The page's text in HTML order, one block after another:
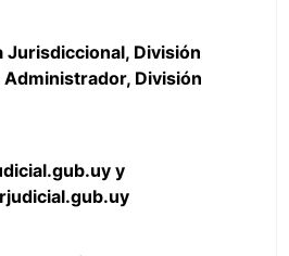
Jurisdiccional, División
División
y